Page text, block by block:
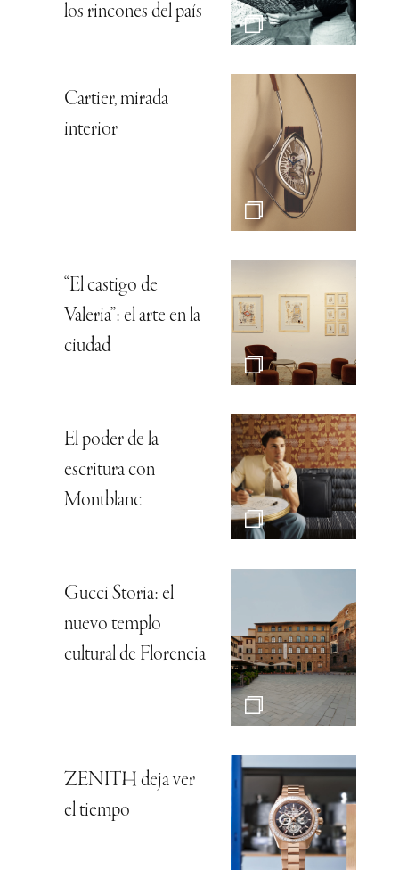
los rincones del país
Cartier, mirada
interior
“El castigo de
Valeria”: el arte en la
ciudad
El poder de la
escritura con
Montblanc
Gucci Storia: el
nuevo templo
cultural de Florencia
ZENITH deja ver
el tiempo